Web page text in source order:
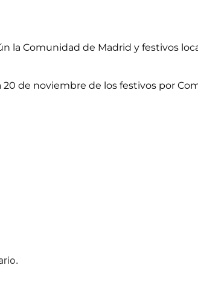
la Comunidad de Madrid y festivos
de noviembre de los festivos por